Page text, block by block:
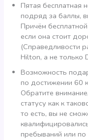
Пятая бесплатная
подряд за баллы,
Причём
если она стоит
(Справедливости
Hilton, а не только
Возможность
по достижении 60
Обратите
статусу как к
то есть, вы не
пребываний или по